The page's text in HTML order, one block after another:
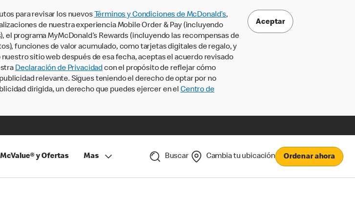
para revisar los nuevos Términos y Condiciones de McDonald’s,
de nuestra experiencia Mobile Order & Pay (incluyendo
programa MyMcDonald’s Rewards (incluyendo las recompensas de
funciones de valor acumulado, como tarjetas digitales de regalo, y
sitio web después de esa fecha, aceptas el acuerdo revisado
Declaración de Privacidadcon el propósito de reflejar cómo
relevante. Sigues teniendo el derecho de optar por no
dirigida, un derecho que puedes ejercer en el Centro de
Aceptar
McValue® y Ofertas Mas Buscar Cambia tu ubicación Ordenar ahora